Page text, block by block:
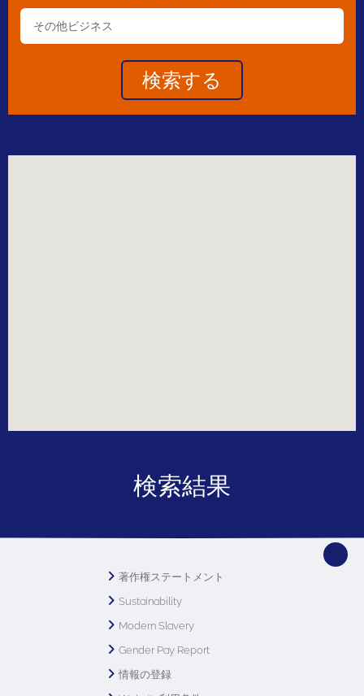
その他ビジネス
Toggle Dropdown
検索する
検索結果
著作権ステートメント
Sustainability
Modern Slavery
Gender Pay Report
情報の登録